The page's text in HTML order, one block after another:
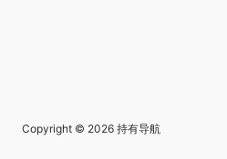
Copyright © 2026 持有导航